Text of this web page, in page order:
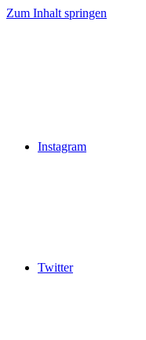
Zum Inhalt springen
Instagram
Twitter